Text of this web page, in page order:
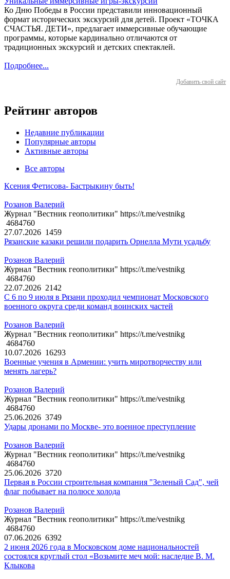
Ко Дню Победы в России представили инновационный
формат исторических экскурсий для детей. Проект «ТОЧКА
СЧАСТЬЯ. ДЕТИ», предлагает иммерсивные обучающие
программы, которые кардинально отличаются от
традиционных экскурсий и детских спектаклей.
Подробнее...
Добавить свой сайт
Рейтинг авторов
Недавние публикации
Популярные авторы
Активные авторы
Все авторы
Ксения Фетисова- Бастрыкину быть!
Розанов Валерий
Журнал "Вестник геополитики" https://t.me/vestnikg
4684760
27.07.2026 1459
Рязанские казаки решили подарить Орнелла Мути усадьбу
Розанов Валерий
Журнал "Вестник геополитики" https://t.me/vestnikg
4684760
22.07.2026 2142
С 6 по 9 июля в Рязани проходил чемпионат Московского
военного округа среди команд воинских частей
Розанов Валерий
Журнал "Вестник геополитики" https://t.me/vestnikg
4684760
10.07.2026 16293
Военные учения в Армении: учить миротворчеству или
менять лагерь?
Розанов Валерий
Журнал "Вестник геополитики" https://t.me/vestnikg
4684760
25.06.2026 3749
Удары дронами по Москве- это военное преступление
Розанов Валерий
Журнал "Вестник геополитики" https://t.me/vestnikg
4684760
25.06.2026 3720
Первая в России строительная компания "Зеленый Сад", чей
флаг побывает на полюсе холода
Розанов Валерий
Журнал "Вестник геополитики" https://t.me/vestnikg
4684760
07.06.2026 6392
2 июня 2026 года в Московском доме национальностей
состоялся круглый стол «Возьмите меч мой: наследие В. М.
Клыкова